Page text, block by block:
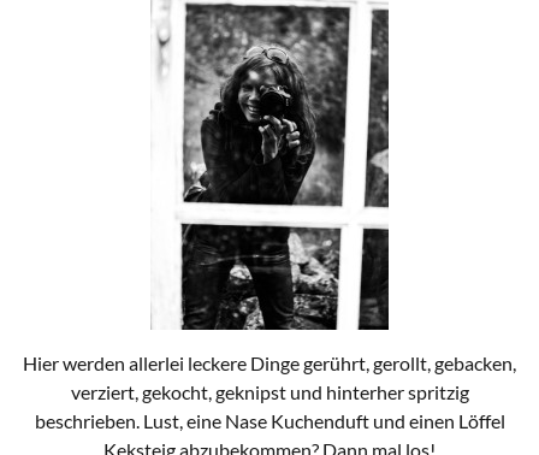
Hier werden allerlei leckere Dinge gerührt, gerollt, gebacken,
verziert, gekocht, geknipst und hinterher spritzig
beschrieben. Lust, eine Nase Kuchenduft und einen Löffel
Keksteig abzubekommen? Dann mal los!